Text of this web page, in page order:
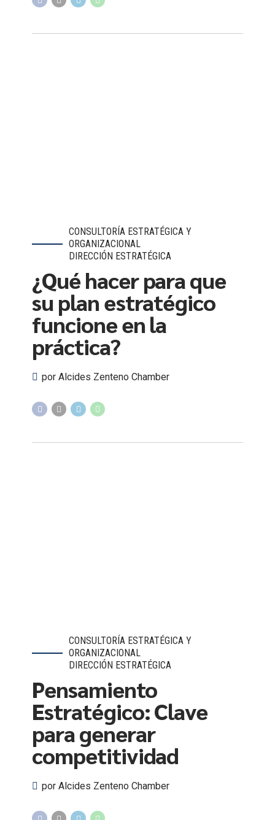
CONSULTORÍA ESTRATÉGICA Y
ORGANIZACIONAL
DIRECCIÓN ESTRATÉGICA
¿Qué hacer para que
su plan estratégico
funcione en la
práctica?
por Alcides Zenteno Chamber
CONSULTORÍA ESTRATÉGICA Y
ORGANIZACIONAL
DIRECCIÓN ESTRATÉGICA
Pensamiento
Estratégico: Clave
para generar
competitividad
por Alcides Zenteno Chamber